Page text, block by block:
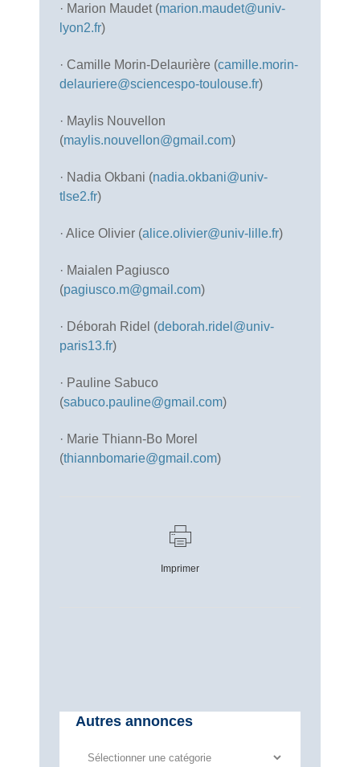
· Marion Maudet (marion.maudet@univ-
lyon2.fr)
· Camille Morin-Delaurière (camille.morin-
delauriere@sciencespo-toulouse.fr)
· Maylis Nouvellon
(maylis.nouvellon@gmail.com)
· Nadia Okbani (nadia.okbani@univ-
tlse2.fr)
· Alice Olivier (alice.olivier@univ-lille.fr)
· Maialen Pagiusco
(pagiusco.m@gmail.com)
· Déborah Ridel (deborah.ridel@univ-
paris13.fr)
· Pauline Sabuco
(sabuco.pauline@gmail.com)
· Marie Thiann-Bo Morel
(thiannbomarie@gmail.com)
Imprimer
Autres annonces
Autres